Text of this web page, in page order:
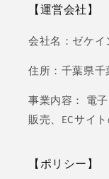
【運営会社】
会社名：ゼケ
住所：千葉県千
事業内容： 電
販売、ECサイ
【ポリシー】